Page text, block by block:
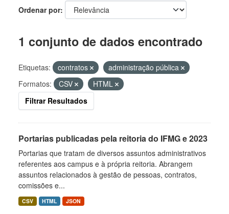
Ordenar por
1 conjunto de dados encontrado
Etiquetas: contratos
administração pública
Formatos:
CSV
HTML
Filtrar Resultados
Portarias publicadas pela reitoria do IFMG e 2023
Portarias que tratam de diversos assuntos administrativos
referentes aos campus e à própria reitoria. Abrangem
assuntos relacionados à gestão de pessoas, contratos,
comissões e...
CSV HTML JSON